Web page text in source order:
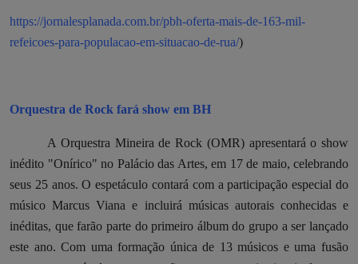
https://jornalesplanada.com.br/pbh-oferta-mais-de-163-mil-
refeicoes-para-populacao-em-situacao-de-rua/)
Orquestra de Rock fará show em BH
A Orquestra Mineira de Rock (OMR) apresentará o show
inédito "Onírico" no Palácio das Artes, em 17 de maio, celebrando
seus 25 anos. O espetáculo contará com a participação especial do
músico Marcus Viana e incluirá músicas autorais conhecidas e
inéditas, que farão parte do primeiro álbum do grupo a ser lançado
este ano. Com uma formação única de 13 músicos e uma fusão